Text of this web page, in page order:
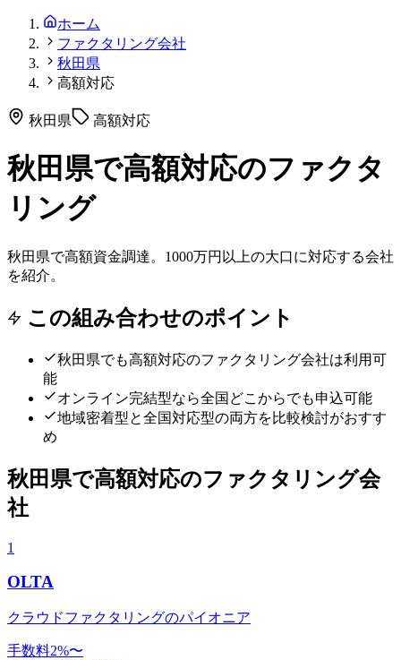
ホーム
ファクタリング会社
秋田県
高額対応
秋田県 高額対応
秋田県で高額対応のファクタ
リング
秋田県で高額資金調達。1000万円以上の大口に対応する会社
を紹介。
この組み合わせのポイント
秋田県でも高額対応のファクタリング会社は利用可
能
オンライン完結型なら全国どこからでも申込可能
地域密着型と全国対応型の両方を比較検討がおすす
め
秋田県で高額対応のファクタリング会
社
1
OLTA
クラウドファクタリングのパイオニア
手数料2%〜